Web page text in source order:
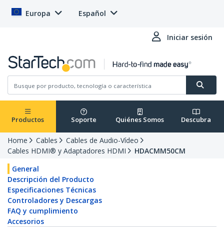
Europa Español
Iniciar sesión
Productos Soporte Quiénes Somos Descubra
Home Cables
Cables de Audio-Vídeo
Cables HDMI® y Adaptadores HDMI
HDACMM50CM
General
Descripción del Producto
Especificaciones Técnicas
Controladores y Descargas
FAQ y cumplimiento
Accesorios